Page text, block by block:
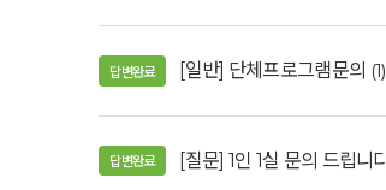
하루명상
답변완료 [일반] 단체프로그램문의 (1)
답변완료 [질문] 1인 1실 문의 드립니